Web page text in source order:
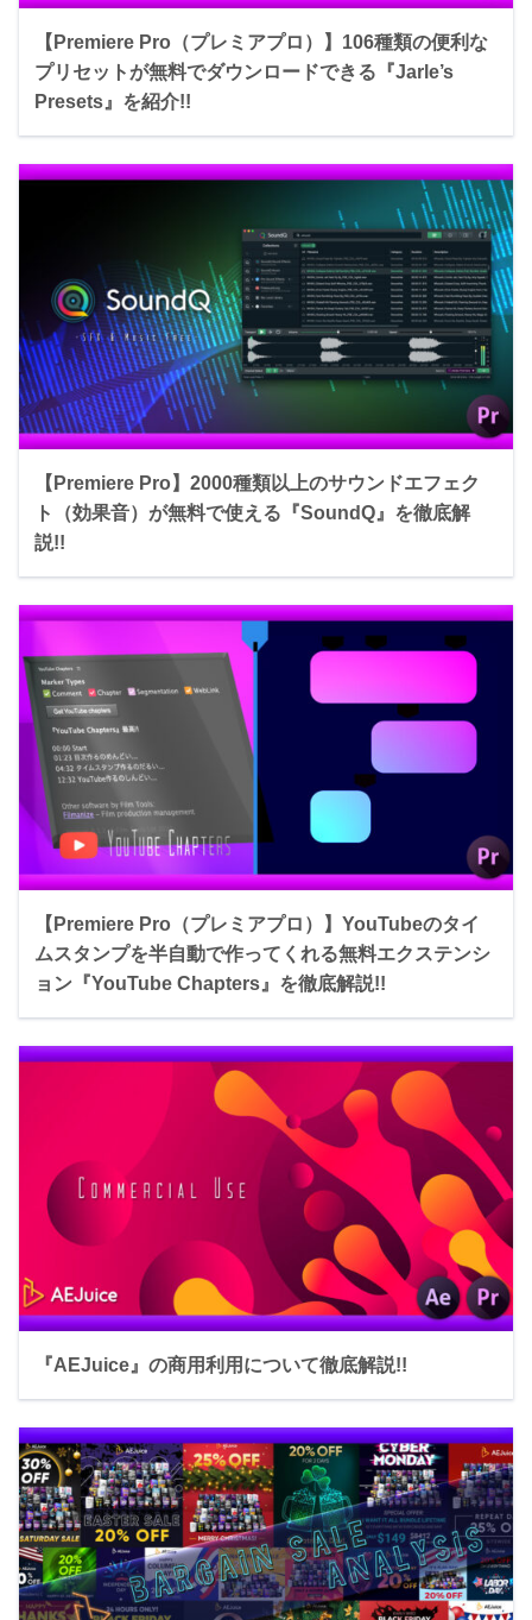
【Premiere Pro（プレミアプロ）】106種類の便利な
プリセットが無料でダウンロードできる『Jarle’s
Presets』を紹介!!
【Premiere Pro】2000種類以上のサウンドエフェク
ト（効果音）が無料で使える『SoundQ』を徹底解
説!!
【Premiere Pro（プレミアプロ）】YouTubeのタイ
ムスタンプを半自動で作ってくれる無料エクステンシ
ョン『YouTube Chapters』を徹底解説!!
『AEJuice』の商用利用について徹底解説!!